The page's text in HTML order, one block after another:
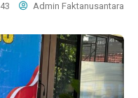
43 Admin Faktanusantara